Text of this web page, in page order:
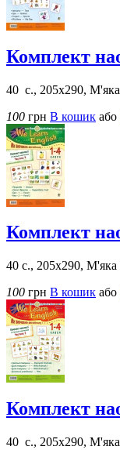
Комплект
40 с., 205х290,
100 грн В кошик або
Комплект
40 с., 205х290, М'яка
100 грн В кошик або
Комплект
40 с., 205х290,